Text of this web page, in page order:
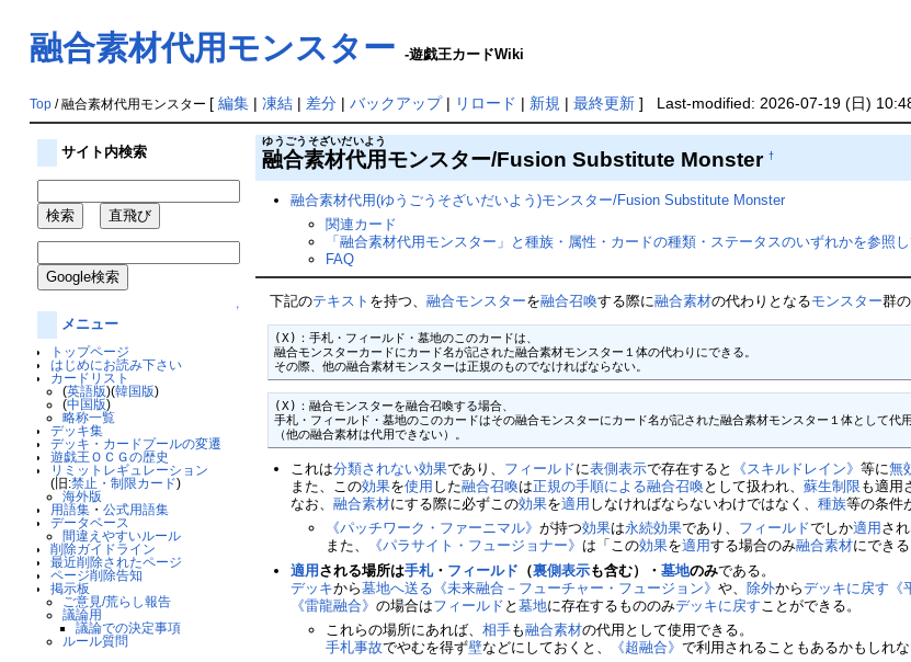
融合素材代用モンスター -遊戯王カードWiki
Top/ 融合素材代用モンスター [ 編集| 凍結| 差分| バックアップ| リロード | 新規 | 最終更新] Last-modified: 2026-07-19 (日)
サイト内検索
↑
メニュー
トップページ
はじめにお読み下さい
カードリスト
(英語版)(韓国版)
(中国版)
略称一覧
デッキ集
デッキ・カードプールの変遷
遊戯王ＯＣＧの歴史
リミットレギュレーション
(旧:禁止・制限カード)
海外版
用語集・ 公式用語集
データベース
間違えやすいルール
削除ガイドライン
最近削除されたページ
ページ削除告知
掲示板
ご意見/荒らし報告
議論用
議論での決定事項
ルール質問
融合素材代用
ゆうごうそざいだいよう
モンスター/Fusion Substitute Monster†
融合素材代用(ゆうごうそざいだいよう)モンスター/Fusion Substitute Monster
関連カード
「融合素材代用モンスター」と種族・属性・カードの種類・ステータスのいずれかを参照
FAQ
下記のテキスト を持つ、融合モンスターを融合召喚する際に融合素材の代わりとなるモンスター群
(X)：手札・フィールド・墓地のこのカードは、
融合モンスターカードにカード名が記された融合素材モンスター１体の代わりにできる。
その際、他の融合素材モンスターは正規のものでなければならない。
(X)：融合モンスターを融合召喚する場合、
手札・フィールド・墓地のこのカードはその融合モンスターにカード名が記された融合素材モンスター１体として代
（他の融合素材は代用できない）。
これは分類されない効果であり、 フィールドに表側表示で存在すると 《スキルドレイン》等に無
また、この効果を使用 した融合召喚は正規の手順による融合召喚 として扱われ、蘇生制限 も適用
なお、融合素材にする際に必ずこの効果を適用 しなければならないわけではなく、種族等の条件
《パッチワーク・ファーニマル》が持つ効果は永続効果であり、 フィールドでしか適用 され
また、
《パラサイト・フュージョナー》 は「この効果を適用する場合のみ融合素材にでき
適用される場所は手札・ フィールド （裏側表示も含む）・墓地のみである。
デッキから墓地へ送る 《未来融合－フューチャー・フュージョン》や、除外からデッキに戻す
《雷龍融合》の場合はフィールド と墓地に存在するもののみデッキに戻す ことができる。
これらの場所にあれば、相手も融合素材の代用として使用できる。
手札事故でやむを得ず壁などにしておくと、 《超融合》で利用されることもあるかもしれな